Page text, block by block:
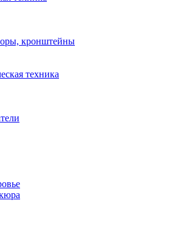
кронштейны
техника